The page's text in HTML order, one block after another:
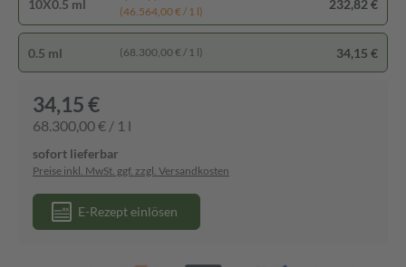
10X0.5 ml
(46.564,00 € / 1 l)
232,82 €
0.5 ml (68.300,00 € / 1 l) 34,15 €
34,15 €
68.300,00 € / 1 l
sofort lieferbar
Preise inkl. MwSt. ggf. zzgl. Versandkosten
E-Rezept einlösen